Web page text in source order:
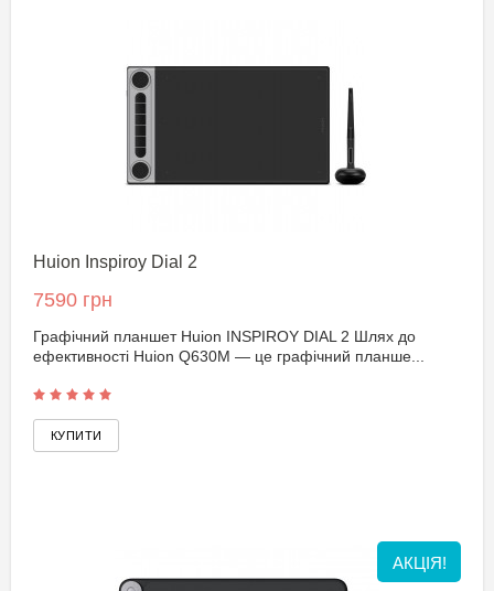
Huion Inspiroy Dial 2
7590 грн
Графічний планшет Huion INSPIROY DIAL 2 Шлях до
ефективності Huion Q630M — це графічний планше...
АКЦІЯ!